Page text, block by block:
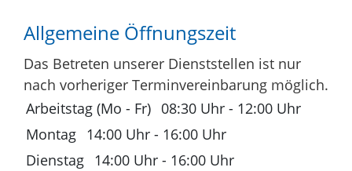
Allgemeine Öffnungszeit
Das Betreten unserer Dienststellen ist nur
nach vorheriger Terminvereinbarung möglich.
Arbeitstag (Mo - Fr) 08:30 Uhr - 12:00 Uhr
Montag
14:00 Uhr - 16:00 Uhr
Dienstag
14:00 Uhr - 16:00 Uhr